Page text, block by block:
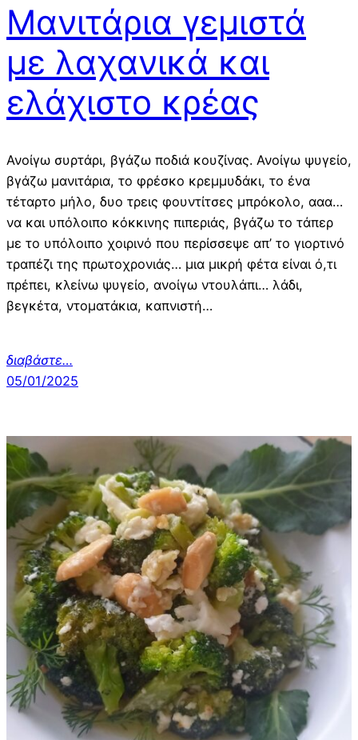
Μανιτάρια γεμιστά
με λαχανικά και
ελάχιστο κρέας
Ανοίγω συρτάρι, βγάζω ποδιά κουζίνας. Ανοίγω ψυγείο,
βγάζω μανιτάρια, το φρέσκο κρεμμυδάκι, το ένα
τέταρτο μήλο, δυο τρεις φουντίτσες μπρόκολο, ααα…
να και υπόλοιπο κόκκινης πιπεριάς, βγάζω το τάπερ
με το υπόλοιπο χοιρινό που περίσσεψε απ’ το γιορτινό
τραπέζι της πρωτοχρονιάς… μια μικρή φέτα είναι ό,τι
πρέπει, κλείνω ψυγείο, ανοίγω ντουλάπι… λάδι,
βεγκέτα, ντοματάκια, καπνιστή…
διαβάστε…
05/01/2025